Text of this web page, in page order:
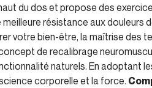
du dos et propose des
résistance aux douleurs
votre bien-être, la maîtrise des
de recalibrage
naturels. En adoptant
corporelle et la force.